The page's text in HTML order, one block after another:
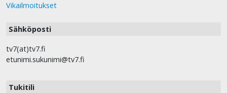
Vikailmoitukset
Sähköposti
tv7(at)tv7.fi
etunimi.sukunimi@tv7.fi
Tukitili